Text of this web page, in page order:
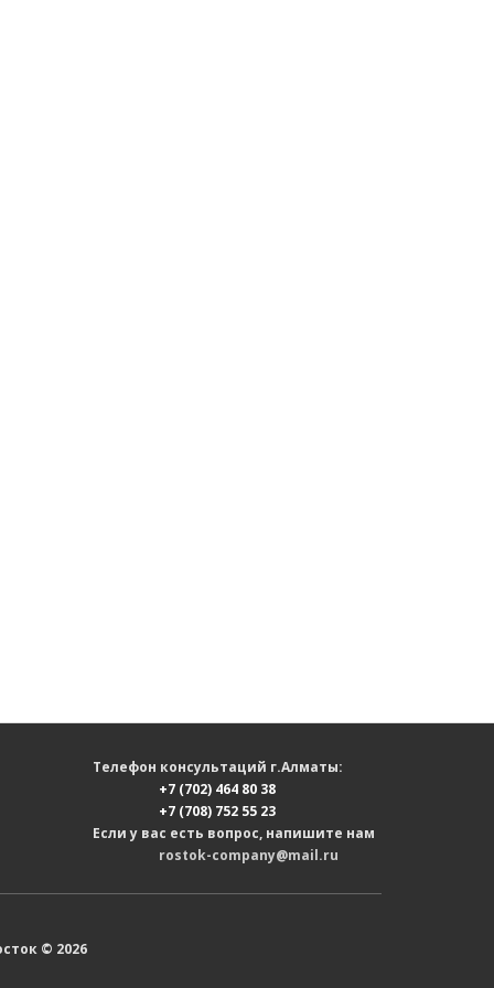
Телефон консультаций г.Алматы:
+7 (702) 464 80 38
+7 (708) 752 55 23
Если у вас есть вопрос, напишите нам
rostok-company@mail.ru
© 2026